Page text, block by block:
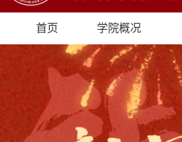
首页 学院概况